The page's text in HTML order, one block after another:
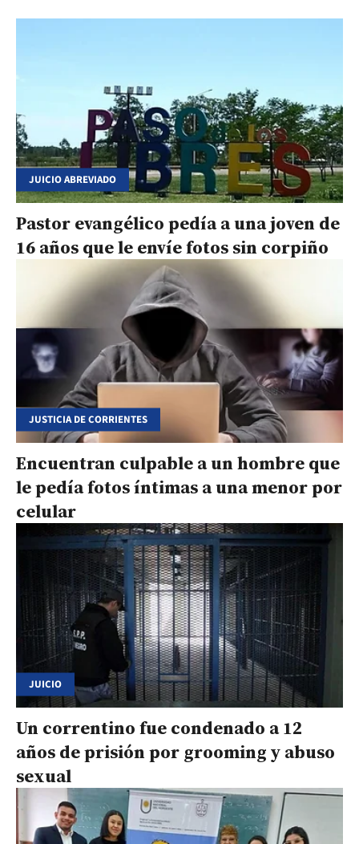
JUICIO ABREVIADO
Pastor evangélico pedía a una joven de
16 años que le envíe fotos sin corpiño
JUSTICIA DE CORRIENTES
Encuentran culpable a un hombre que
le pedía fotos íntimas a una menor por
celular
JUICIO
Un correntino fue condenado a 12
años de prisión por grooming y abuso
sexual